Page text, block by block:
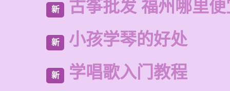
新 古筝批发 福州哪里
新 小孩学琴的好处
新 学唱歌入门教程